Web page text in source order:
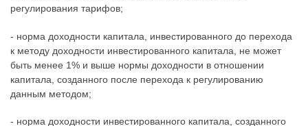
регулирования тарифов;
- норма доходности капитала, инвестированного до перехода
к методу доходности инвестированного капитала, не может
быть менее 1% и выше нормы доходности в отношении
капитала, созданного после перехода к регулированию
данным методом;
- норма доходности инвестированного капитала, созданного